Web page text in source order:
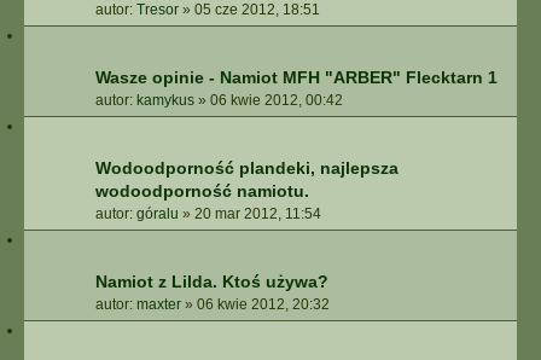
autor: Tresor » 05 cze 2012, 18:51
Wasze opinie - Namiot MFH "ARBER" Flecktarn 1
autor: kamykus » 06 kwie 2012, 00:42
Wodoodporność plandeki, najlepsza
wodoodporność namiotu.
autor: góralu » 20 mar 2012, 11:54
Namiot z Lilda. Ktoś używa?
autor: maxter » 06 kwie 2012, 20:32